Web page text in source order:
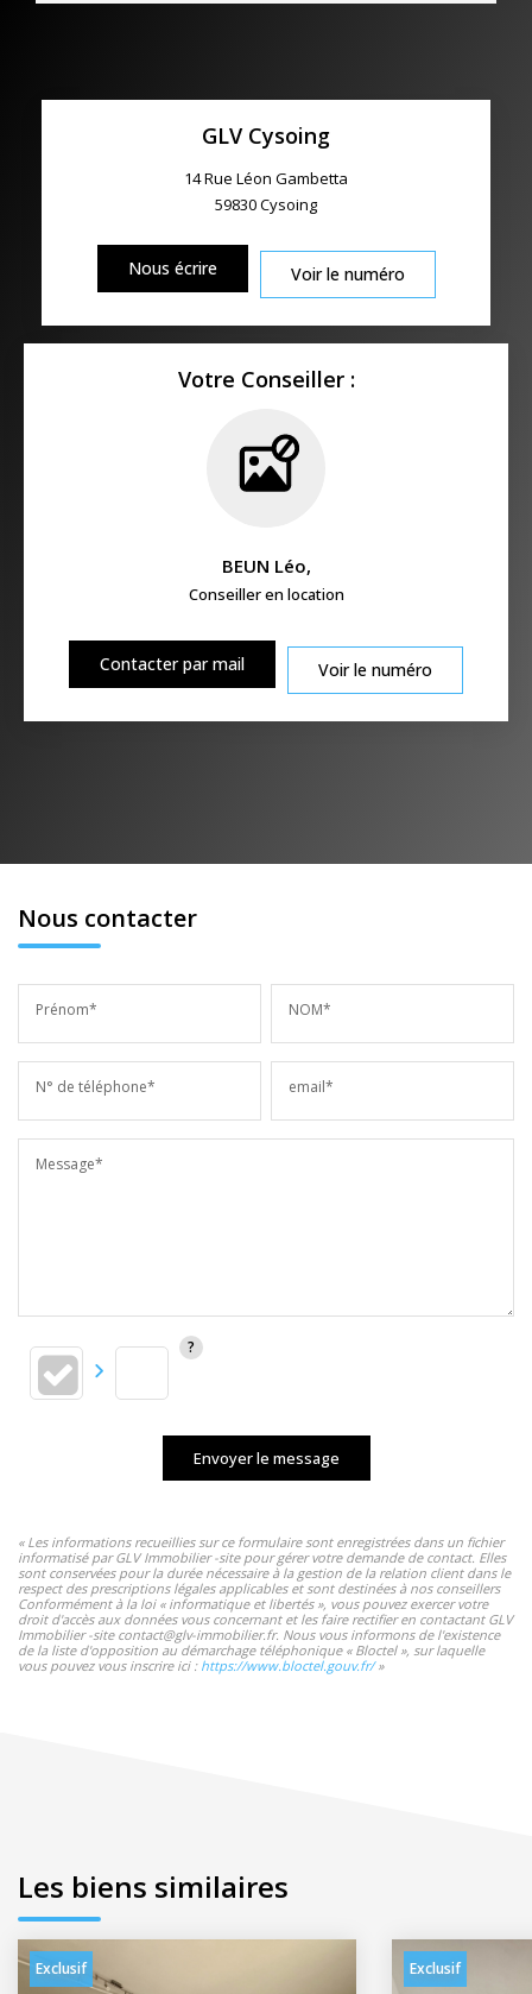
GLV Cysoing
14 Rue Léon Gambetta
59830Cysoing
Nous écrire Voir le numéro
Votre Conseiller :
BEUN Léo,
Conseiller en location
Contacter par mail Voir le numéro
Nous contacter
Prénom* NOM*
N° de téléphone* email*
Message*
Envoyer le message
« Les informations recueillies sur ce formulaire sont enregistrées dans un fichier
informatisé par GLV Immobilier -site pour gérer votre demande de contact. Elles
sont conservées pour la durée nécessaire à la gestion de la relation client dans le
respect des prescriptions légales applicables et sont destinées à nos conseillers
Conformément à la loi « informatique et libertés », vous pouvez exercer votre
droit d'accès aux données vous concernant et les faire rectifier en contactant GLV
Immobilier -site contact@glv-immobilier.fr. Nous vous informons de l'existence
de la liste d'opposition au démarchage téléphonique « Bloctel », sur laquelle
vous pouvez vous inscrire ici : https://www.bloctel.gouv.fr/»
Les biens similaires
Exclusif Exclusif